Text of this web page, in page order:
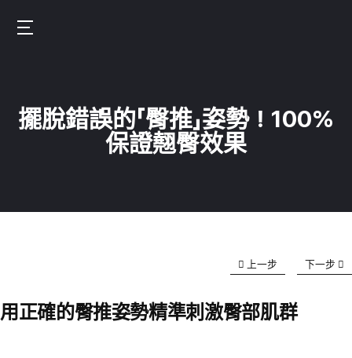
中
擺脫錯誤的「臀推」姿勢！100%
保證翹臀效果
上一步 下一步
用正確的臀推姿勢精準刺激臀部肌群